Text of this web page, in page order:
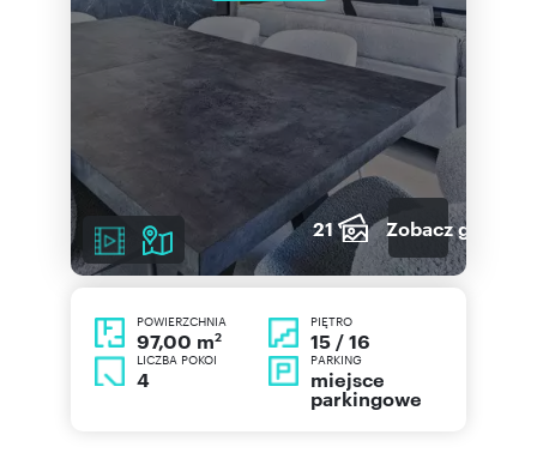
21 Zobacz galerię
POWIERZCHNIA
97,00 m2
PIĘTRO
15 / 16
LICZBA POKOI
4
PARKING
miejsce
parkingowe